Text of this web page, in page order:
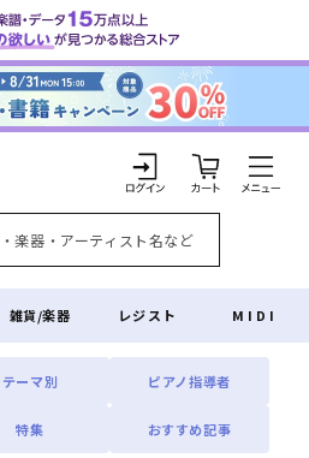
ロ
グ
イ
ン
カ
ー
ト
テーマ別 ピアノ指導者
特集 おすすめ記事
雑貨/楽器 レジスト MIDI